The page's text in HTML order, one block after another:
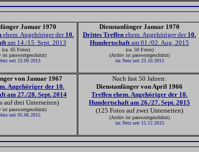
Januar 1970
ehem. Angehöriger der10.
am 14./15. Sept. 2013
(ca. 65 Fotos)
ist passwortgeschützt)
seit 23.09.2013
Dienstanfänger Januar 1970
Drittes Treffen ehem. Angehöriger der10.
Hundertschaftam 01./02. Aug. 2015
(ca. 50 Fotos)
(Archiv ist passwortgeschützt)
im Netz seit 25.10.2015
von Januar 1967
Angehöriger der 10.
am 27./28. Sept. 2014
auf drei Unterseiten)
ist passwortgeschützt)
seit 05.06.2015
Nach fast 50 Jahren:
Dienstanfänger von April 1966
Treffen ehem. Angehöriger der 10.
Hundertschaft am 26./27. Sept. 2015
(125 Fotos auf zwei Unterseiten)
(Archiv ist passwortgeschützt)
im Netz seit 15.12.2015